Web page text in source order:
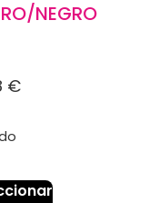
NEGRO
€